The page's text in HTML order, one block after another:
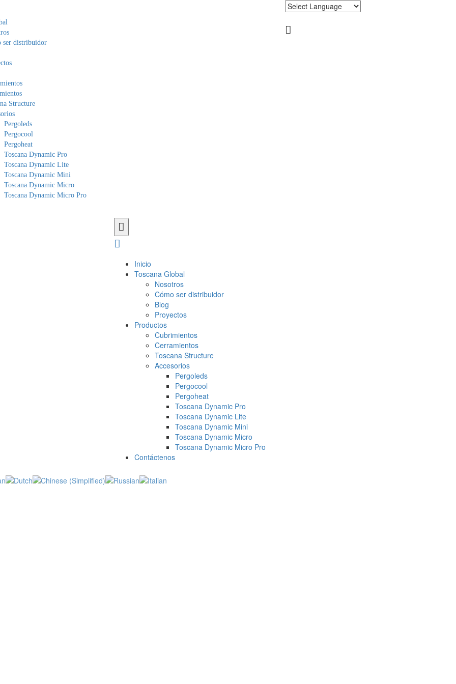
ser distribuidor
Structure
Pergoleds
Pergocool
Pergoheat
Toscana Dynamic Pro
Toscana Dynamic Lite
Toscana Dynamic Mini
Toscana Dynamic Micro
Toscana Dynamic Micro Pro
Inicio
Toscana Global
Nosotros
Cómo ser distribuidor
Blog
Proyectos
Productos
Cubrimientos
Cerramientos
Toscana Structure
Accesorios
Pergoleds
Pergocool
Pergoheat
Toscana Dynamic Pro
Toscana Dynamic Lite
Toscana Dynamic Mini
Toscana Dynamic Micro
Toscana Dynamic Micro Pro
Contáctenos